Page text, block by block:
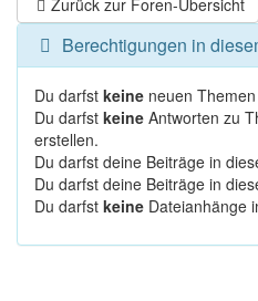
Zurück zur Foren-Übersicht
Berechtigungen in
Du darfst keine neuen
Du darfst keine Antworten zu
erstellen.
Du darfst deine Beiträge in
Du darfst deine Beiträge in
Du darfst keine Dateianhänge